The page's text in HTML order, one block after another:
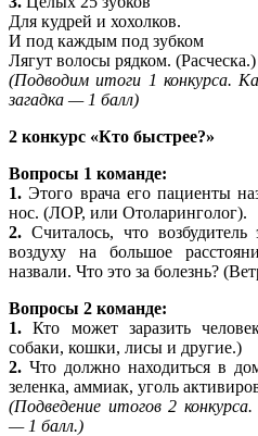
Для кудрей и хохолков.
И под каждым под зубком
Лягут волосы рядком. (Расческа.)
(Подводим итоги 1 конкурса.
загадка — 1 балл)
2 конкурс «Кто быстрее?»
Вопросы 1 команде:
1.Этого врача его пациенты
нос. (ЛОР, или Отоларинголог).
2. Считалось, что
воздуху на большое
назвали. Что это за болезнь?
Вопросы 2 команде:
1.Кто может заразить
собаки, кошки, лисы и другие.)
2. Что должно находиться в
зеленка, аммиак, уголь
(Подведение итогов 2
— 1 балл.)